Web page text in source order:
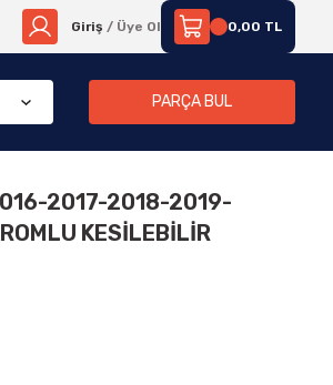
Giriş / Üye Ol 0,00 TL
PARÇA BUL
2017-2018-2019-
KESİLEBİLİR